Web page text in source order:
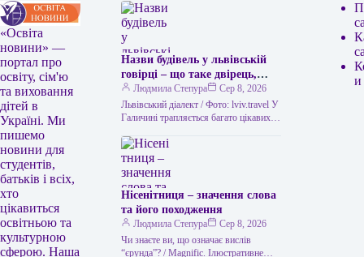
«Освіта
новини» —
портал про
освіту, сім'ю
та виховання
дітей в
Україні. Ми
пишемо
новини для
студентів,
батьків і всіх,
хто
цікавиться
освітньою та
культурною
сферою. Наша
Назви будівель у львівській
говірці – що таке двірець,
креденс, кнайпа
Людмила Степура
Сер 8, 2026
Львівський діалект / Фото: lviv.travel У
Галичині трапляється багато цікавих
навіть досвідченого мандрівника. Тож
не дивно,…
Нісенітниця – значення слова
та його походження
Людмила Степура
Сер 8, 2026
Чи знаєте ви, що означає вислів
“єрунда”? / Magnific. Ілюстративне
и